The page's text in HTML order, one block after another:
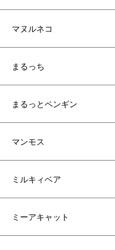
マヌルネコ
まるっち
まるっとペンギン
マンモス
ミルキィベア
ミーアキャット